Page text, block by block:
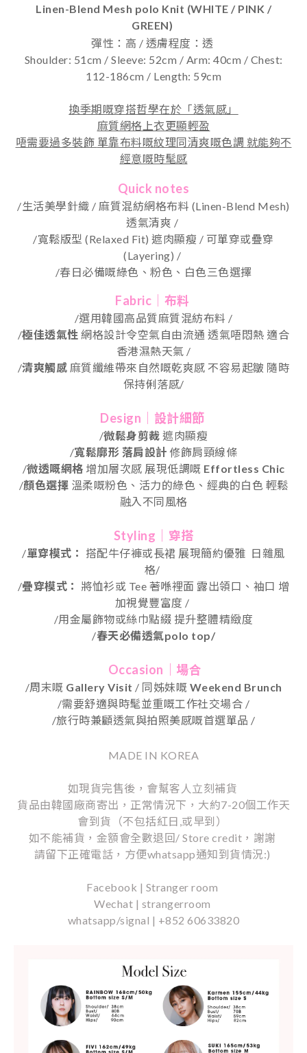
Linen-Blend Mesh polo Knit (WHITE / PINK /
GREEN)
彈性：高 / 透膚程度：透
Shoulder: 51cm / Sleeve: 52cm / Arm: 40cm / Chest:
112-186cm / Length: 59cm
換季期嘅穿搭哲學在於「透氣感」
麻質網格上衣更顯輕盈
唔需要過多裝飾 單靠布料嘅紋理同清爽嘅色調 就能夠不
經意嘅時髦感
Quick notes
/生活美學針織 / 麻質混紡網格布料 (Linen-Blend Mesh)
透氣清爽 /
/寬鬆版型 (Relaxed Fit) 遮肉顯瘦 / 可單穿或疊穿
(Layering) /
/春日必備嘅綠色、粉色、白色三色選擇
Fabric｜布料
/選用韓國高品質麻質混紡布料 /
/極佳透氣性 網格設計令空氣自由流通 透氣唔悶熱 適合
香港濕熱天氣 /
/清爽觸感 麻質纖維帶來自然嘅乾爽感 不容易起皺 隨時
保持俐落感/
Design｜設計細節
/微鬆身剪裁 遮肉顯瘦
/寬鬆廓形 落肩設計 修飾肩頸線條
/微透嘅網格 增加層次感 展現低調嘅 Effortless Chic
/顏色選擇 溫柔嘅粉色、活力的綠色、經典的白色 輕鬆
融入不同風格
Styling｜穿搭
/單穿模式： 搭配牛仔褲或長裙 展現簡約優雅 日雜風
格/
/疊穿模式：
將恤衫或 Tee 著喺裡面 露出領口、袖口 增
加視覺豐富度 /
/用金屬飾物或絲巾點綴 提升整體精緻度
/春天必備透氣polo top/
Occasion｜場合
/周末嘅 Gallery Visit / 同姊妹嘅 Weekend Brunch
/需要舒適與時髦並重嘅工作社交場合 /
/旅行時兼顧透氣與拍照美感嘅首選單品 /
MADE IN KOREA
如現貨完售後，會幫客人立刻補貨
貨品由韓國廠商寄出，正常情況下，大約7-20個工作天
會到貨（不包括紅日,或早到）
如不能補貨，金額會全數退回/ Store credit，謝謝
請留下正確電話，方便whatsapp通知到貨情況:)
Facebook | Stranger room
Wechat | strangerroom
whatsapp/signal | +852 60633820